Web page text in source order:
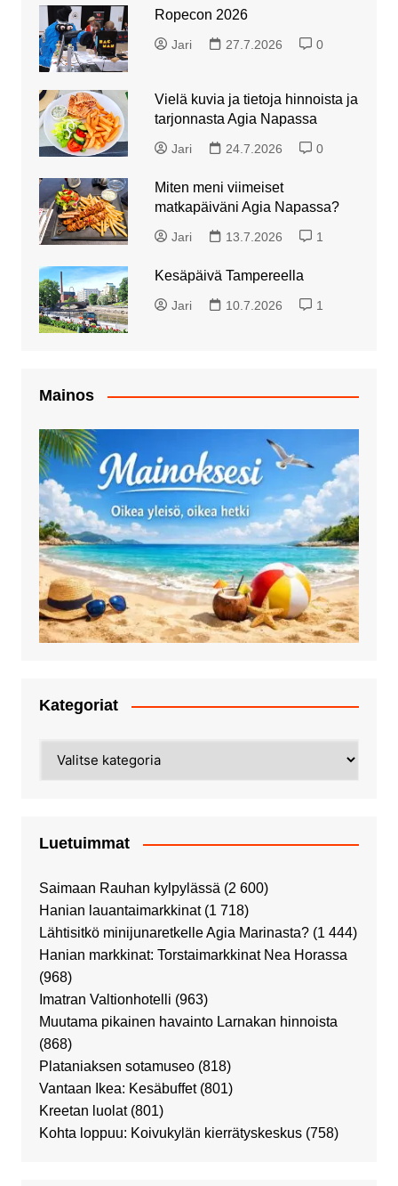
Ropecon 2026
Jari 27.7.2026 0
Vielä kuvia ja tietoja hinnoista ja
tarjonnasta Agia Napassa
Jari 24.7.2026 0
Miten meni viimeiset
matkapäiväni Agia Napassa?
Jari 13.7.2026 1
Kesäpäivä Tampereella
Jari 10.7.2026 1
Mainos
Kategoriat
Luetuimmat
Saimaan Rauhan kylpylässä (2 600)
Hanian lauantaimarkkinat (1 718)
Lähtisitkö minijunaretkelle Agia Marinasta? (1 444)
Hanian markkinat: Torstaimarkkinat Nea Horassa
(968)
Imatran Valtionhotelli (963)
Muutama pikainen havainto Larnakan hinnoista
(868)
Plataniaksen sotamuseo (818)
Vantaan Ikea: Kesäbuffet (801)
Kreetan luolat (801)
Kohta loppuu: Koivukylän kierrätyskeskus (758)